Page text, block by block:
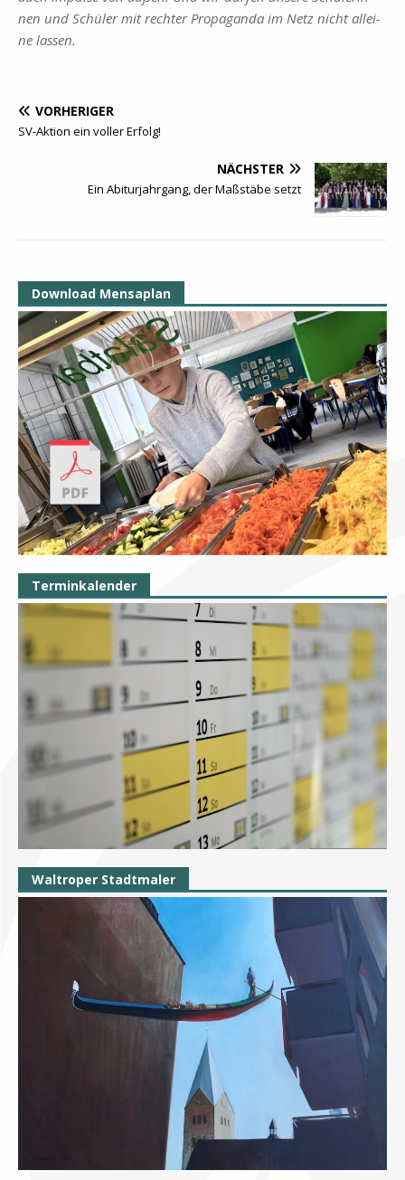
nen und Schü­ler mit rech­ter Pro­pa­gan­da im Netz nicht al­lei­
ne las­sen.
VORHERIGER
SV-Aktion ein voller Erfolg!
NÄCHSTER
Ein Abiturjahrgang, der Maßstäbe setzt
Download Mensaplan
Terminkalender
Waltroper Stadtmaler